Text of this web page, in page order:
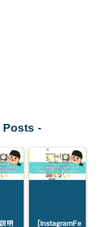
Posts -
明
【InstagramFe